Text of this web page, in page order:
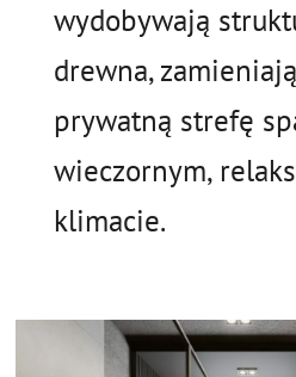
wydobywają
drewna,
prywatną strefę
wieczornym,
klimacie.